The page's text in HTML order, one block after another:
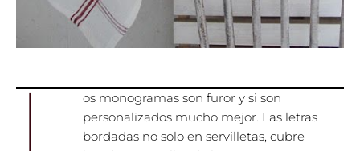
L
os monogramas son furor y si son
personalizados mucho mejor. Las letras
bordadas no solo en servilletas, cubre